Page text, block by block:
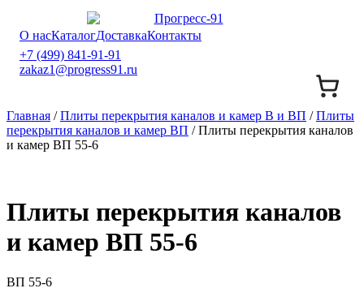
О насКаталогДоставкаКонтакты
+7 (499) 841-91-91
zakaz1@progress91.ru
Главная /Плиты перекрытия каналов и камер В и ВП /Плиты
перекрытия каналов и камер ВП / Плиты перекрытия каналов
и камер ВП 55-6
Плиты перекрытия каналов
и камер ВП 55-6
ВП 55-6